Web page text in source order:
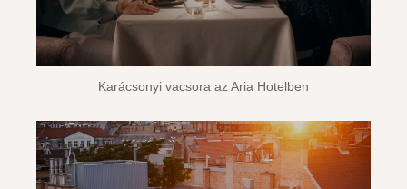
Karácsonyi vacsora az Aria Hotelben